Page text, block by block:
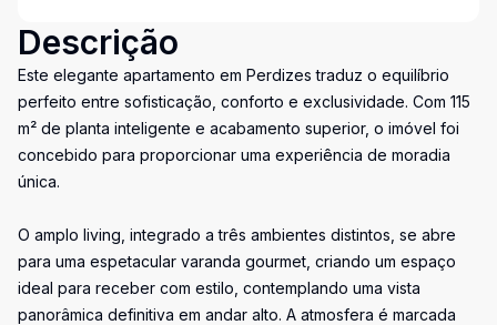
Descrição
Este elegante apartamento em Perdizes traduz o equilíbrio
perfeito entre sofisticação, conforto e exclusividade. Com 115
m² de planta inteligente e acabamento superior, o imóvel foi
concebido para proporcionar uma experiência de moradia
única.
O amplo living, integrado a três ambientes distintos, se abre
para uma espetacular varanda gourmet, criando um espaço
ideal para receber com estilo, contemplando uma vista
panorâmica definitiva em andar alto. A atmosfera é marcada